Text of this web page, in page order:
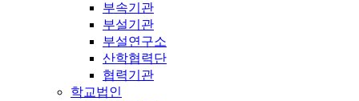
부속기관
부설기관
부설연구소
산학협력단
협력기관
학교법인